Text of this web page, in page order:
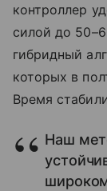
контроллер
силой до
гибридный
которых в
Время
Наш